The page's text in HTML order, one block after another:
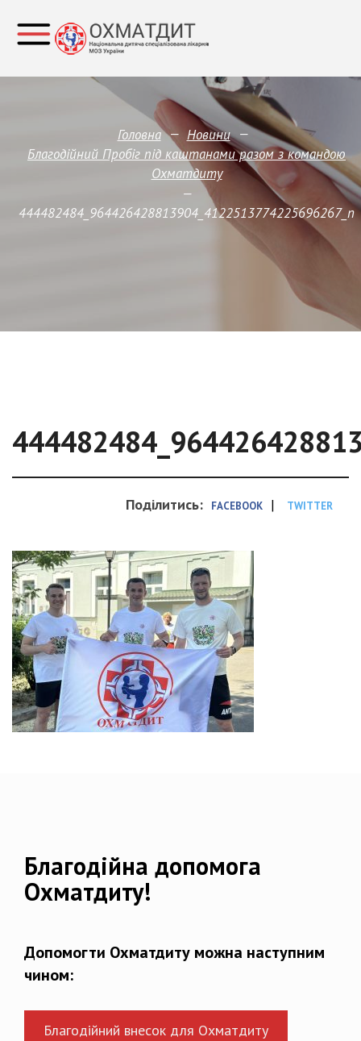
Головна — Новини —
Благодійний Пробіг під каштанами разом з командою
Охматдиту
—
444482484_964426428813904_4122513774225696267_n
Поділитись: FACEBOOK | TWITTER
Благодійна допомога
Охматдиту!
Допомогти Охматдиту можна наступним
чином:
Благодійний внесок для Охматдиту